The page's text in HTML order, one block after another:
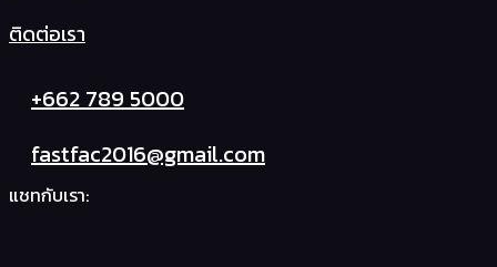
ติดต่อเรา
+662 789 5000
fastfac2016@gmail.com
แชทกับเรา: